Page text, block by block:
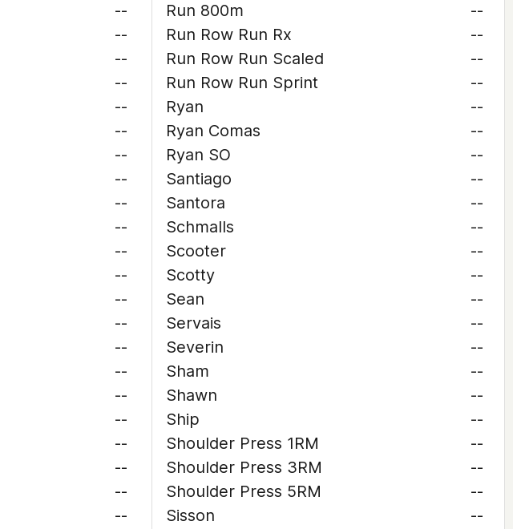
--
--
--
--
--
--
--
--
--
--
--
--
--
--
--
--
--
--
--
--
--
--
Run 800m
--
Run Row Run Rx
--
Run Row Run Scaled
--
Run Row Run Sprint
--
Ryan
--
Ryan Comas
--
Ryan SO
--
Santiago
--
Santora
--
Schmalls
--
Scooter
--
Scotty
--
Sean
--
Servais
--
Severin
--
Sham
--
Shawn
--
Ship
--
Shoulder Press 1RM
--
Shoulder Press 3RM
--
Shoulder Press 5RM
--
Sisson
--